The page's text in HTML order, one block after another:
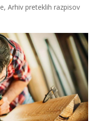
, Arhiv preteklih razpisov